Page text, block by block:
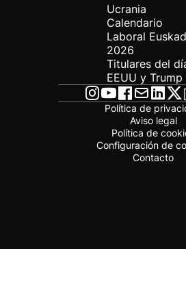
Ucrania
Calendario
Laboral
2026
Titulares del
EEUU y Trump
Política de
Aviso legal
Política de
Configuración de
Contacto